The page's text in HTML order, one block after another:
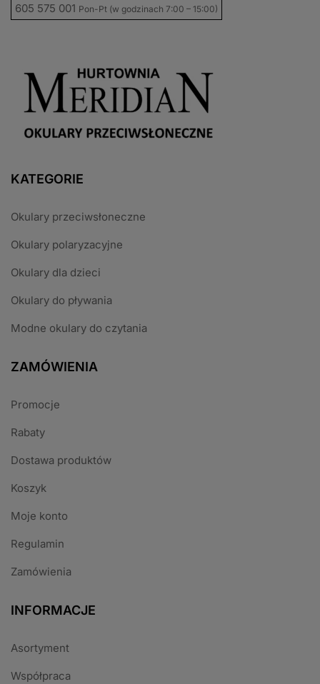
605 575 001 Pon-Pt (w godzinach 7:00 – 15:00)
KATEGORIE
Okulary przeciwsłoneczne
Okulary polaryzacyjne
Okulary dla dzieci
Okulary do pływania
Modne okulary do czytania
ZAMÓWIENIA
Promocje
Rabaty
Dostawa produktów
Koszyk
Moje konto
Regulamin
Zamówienia
INFORMACJE
Asortyment
Współpraca